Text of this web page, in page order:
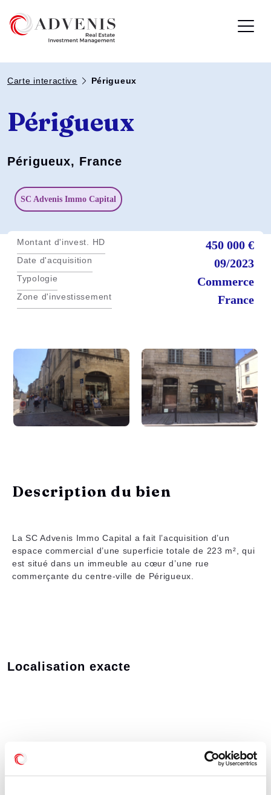
Carte interactive Périgueux
Périgueux
Périgueux, France
SC Advenis Immo Capital
Montant d'invest. HD 450 000 €
Date d'acquisition 09/2023
Typologie Commerce
Zone d'investissement France
Description du bien
La SC Advenis Immo Capital a fait l’acquisition d’un
espace commercial d’une superficie totale de 223 m², qui
est situé dans un immeuble au cœur d’une rue
commerçante du centre-ville de Périgueux.
Localisation exacte